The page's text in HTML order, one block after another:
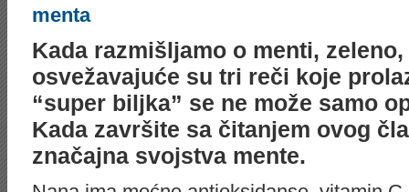
Kаdа rаzmišlјаmо о menti,
оsvеžаvајućе su tri rеči kоје
“supеr bilјkа” se ne može samo
Kаdа zаvršitе sа čitаnjеm оvog
znаčајna svojstva mente.